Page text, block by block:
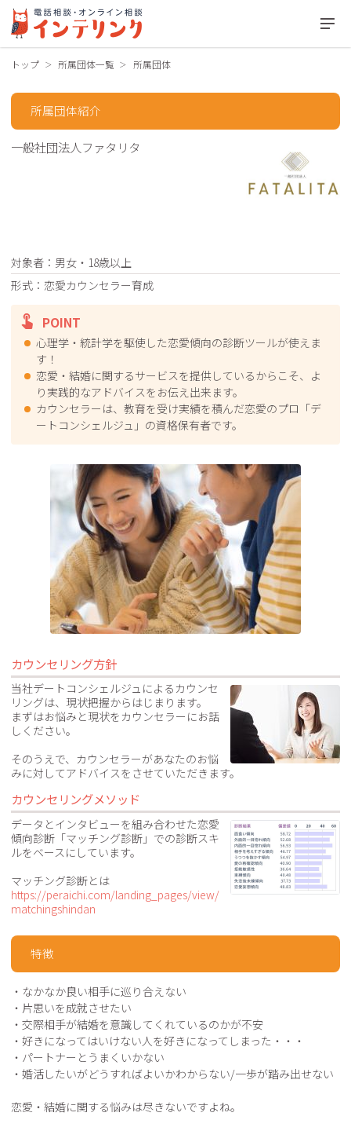
トップ 所属団体一覧 所属団体
所属団体紹介
一般社団法人ファタリタ
対象者
男女・18歳以上
形式
恋愛カウンセラー育成
POINT
心理学・統計学を駆使した恋愛傾向の診断ツールが使えま
す！
恋愛・結婚に関するサービスを提供しているからこそ、よ
り実践的なアドバイスをお伝え出来ます。
カウンセラーは、教育を受け実績を積んだ恋愛のプロ「デ
ートコンシェルジュ」の資格保有者です。
カウンセリング方針
当社デートコンシェルジュによるカウンセ
リングは、現状把握からはじまります。
まずはお悩みと現状をカウンセラーにお話
しください。
そのうえで、カウンセラーがあなたのお悩
みに対してアドバイスをさせていただきます。
カウンセリングメソッド
データとインタビューを組み合わせた恋愛
傾向診断「マッチング診断」での診断スキ
ルをベースにしています。
https://peraichi.com/landing_pages/view/
matchingshindan
特徴
・なかなか良い相手に巡り合えない
・片思いを成就させたい
・交際相手が結婚を意識してくれているのかが不安
・好きになってはいけない人を好きになってしまった・・・
・パートナーとうまくいかない
・婚活したいがどうすればよいかわからない/一歩が踏み出せない
恋愛・結婚に関する悩みは尽きないですよね。